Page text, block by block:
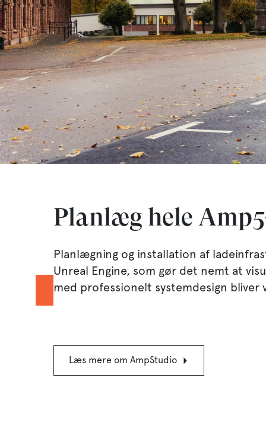
Unmute /
Loaded:
47.05%
Planlæg hele
Planlægning og installation af
Unreal Engine, som gør det nemt at
med professionelt systemdesign
Læs mere om AmpStudio